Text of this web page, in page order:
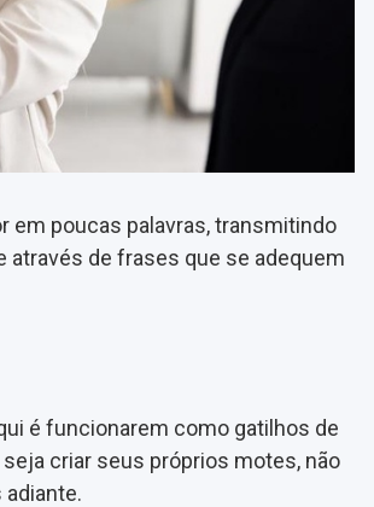
em poucas palavras, transmitindo
através de frases que se adequem
é funcionarem como gatilhos de
criar seus próprios motes, não